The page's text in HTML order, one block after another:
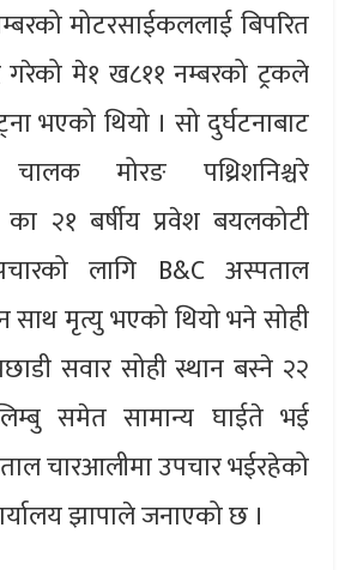
मोटरसाईकललाई बिपरित
मे१ ख८११ नम्बरको ट्रकले
भएको थियो । सो दुर्घटनाबाट
मोरङ पथ्रिशनिश्चरे
२१ बर्षीय प्रवेश बयलकोटी
लागि B&C अस्पताल
साथ मृत्यु भएको थियो भने सोही
सवार सोही स्थान बस्ने २२
समेत सामान्य घाईते भई
चारआलीमा उपचार भईरहेको
झापाले जनाएको छ ।